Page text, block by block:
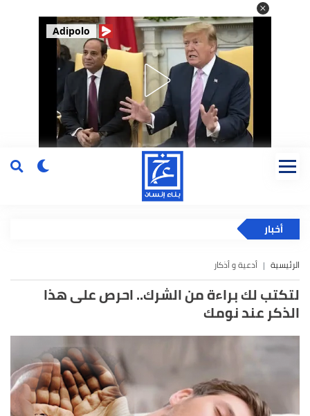
Adipolo
أخبار
الرئيسية أدعية و أذكار
لتكتب لك براءة من الشرك.. احرص على هذا
الذكر عند نومك